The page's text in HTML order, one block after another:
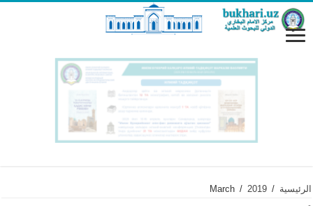
الرئيسية /
2019
/
March